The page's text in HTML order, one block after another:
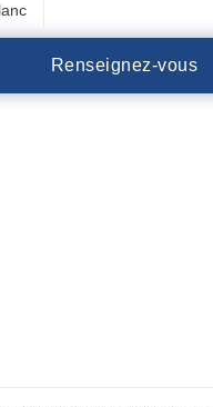
Renseignez-vous